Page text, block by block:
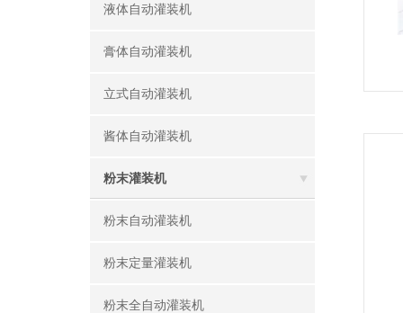
液体自动灌装机
膏体自动灌装机
立式自动灌装机
酱体自动灌装机
粉末灌装机
粉末自动灌装机
粉末定量灌装机
粉末全自动灌装机